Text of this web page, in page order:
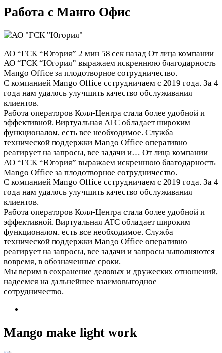
Работа с Манго Офис
АО “ГСК “Югория” 2 мин 58 сек назад От лица компании
АО “ГСК “Югория” выражаем искреннюю благодарность
Mango Office за плодотворное сотрудничество.
С компанией Mango Office сотрудничаем с 2019 года. За 4
года нам удалось улучшить качество обслуживания
клиентов.
Работа операторов Колл-Центра стала более удобной и
эффективной. Виртуальная АТС обладает широким
функционалом, есть все необходимое. Служба
технической поддержки Mango Office оперативно
реагирует на запросы, все задачи и… От лица компании
АО “ГСК “Югория” выражаем искреннюю благодарность
Mango Office за плодотворное сотрудничество.
С компанией Mango Office сотрудничаем с 2019 года. За 4
года нам удалось улучшить качество обслуживания
клиентов.
Работа операторов Колл-Центра стала более удобной и
эффективной. Виртуальная АТС обладает широким
функционалом, есть все необходимое. Служба
технической поддержки Mango Office оперативно
реагирует на запросы, все задачи и запросы выполняются
вовремя, в обозначенные сроки.
Мы верим в сохранение деловых и дружеских отношений,
надеемся на дальнейшее взаимовыгодное
сотрудничество.
Mango make light work